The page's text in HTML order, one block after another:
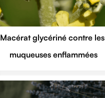
Macérat glycériné contre les
muqueuses enflammées